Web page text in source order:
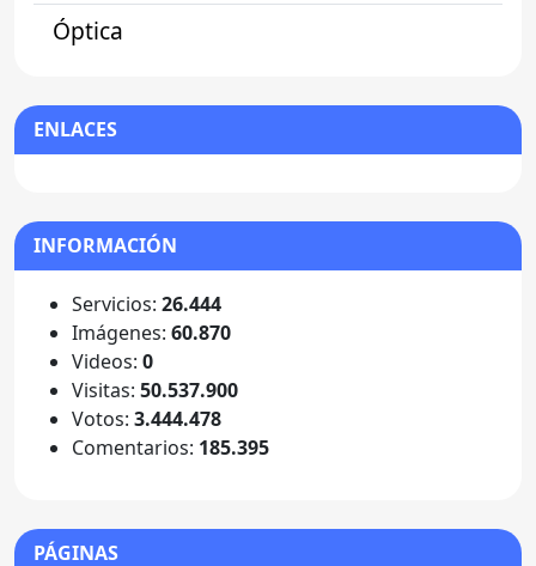
Óptica
ENLACES
INFORMACIÓN
Servicios: 26.444
Imágenes: 60.870
Videos: 0
Visitas: 50.537.900
Votos: 3.444.478
Comentarios: 185.395
PÁGINAS